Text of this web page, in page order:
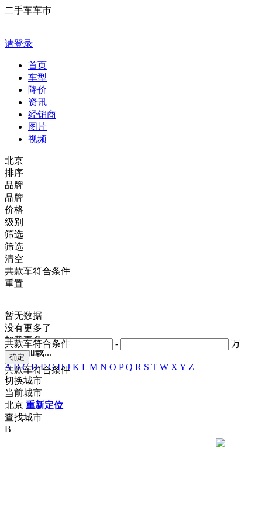
二手车车市
请登录
首页
车型
降价
资讯
经销商
图片
视频
北京
排序
品牌
品牌
价格
- 万
共款车符合条件
级别
共款车符合条件
筛选
筛选
清空
共款车符合条件
重置
暂无数据
没有更多了
加载更多
正在加载...
A B C D F G H J K L M N O P Q R S T W X Y Z
切换城市
当前城市
北京 重新定位
查找城市
B